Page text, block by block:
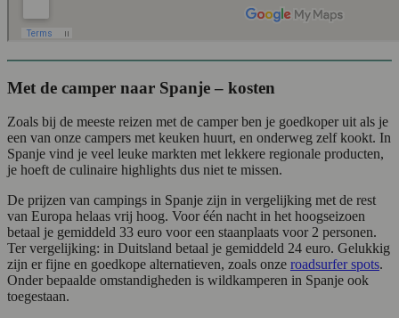
Met de camper naar Spanje – kosten
Zoals bij de meeste reizen met de camper ben je goedkoper uit als je
een van onze campers met keuken huurt, en onderweg zelf kookt. In
Spanje vind je veel leuke markten met lekkere regionale producten,
je hoeft de culinaire highlights dus niet te missen.
De prijzen van campings in Spanje zijn in vergelijking met de rest
van Europa helaas vrij hoog. Voor één nacht in het hoogseizoen
betaal je gemiddeld 33 euro voor een staanplaats voor 2 personen.
Ter vergelijking: in Duitsland betaal je gemiddeld 24 euro. Gelukkig
zijn er fijne en goedkope alternatieven, zoals onze roadsurfer spots.
Onder bepaalde omstandigheden is wildkamperen in Spanje ook
toegestaan.